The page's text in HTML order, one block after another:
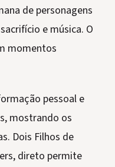
de personagens
e música. O
momentos
pessoal e
mostrando os
Dois Filhos de
direto permite